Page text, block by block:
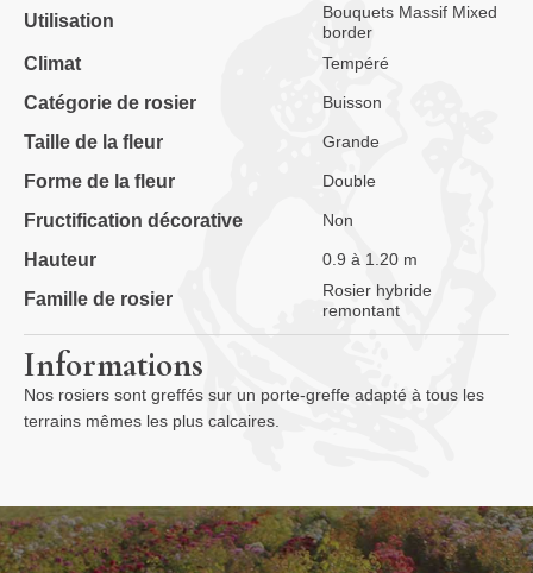
Utilisation
Bouquets Massif Mixed
border
Climat Tempéré
Catégorie de rosier Buisson
Taille de la fleur Grande
Forme de la fleur Double
Fructification décorative Non
Hauteur 0.9 à 1.20 m
Famille de rosier
Rosier hybride
remontant
Informations
Nos rosiers sont greffés sur un porte-greffe adapté à tous les
terrains mêmes les plus calcaires.